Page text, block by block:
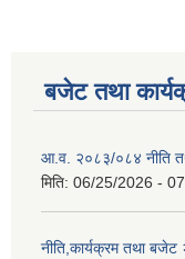
बजेट तथा
आ.व. २०८३/०८४ नीति
मिति: 06/25/2026 -
नीति,कार्यक्रम तथा